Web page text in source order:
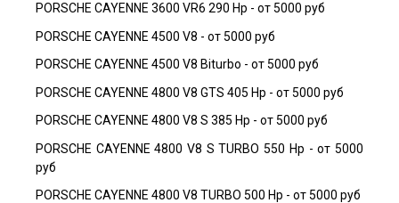
PORSCHE CAYENNE 3600 VR6 290 Hp - от 5000 руб
PORSCHE CAYENNE 4500 V8 - от 5000 руб
PORSCHE CAYENNE 4500 V8 Biturbo - от 5000 руб
PORSCHE CAYENNE 4800 V8 GTS 405 Hp - от 5000 руб
PORSCHE CAYENNE 4800 V8 S 385 Hp - от 5000 руб
PORSCHE CAYENNE 4800 V8 S TURBO 550 Hp - от 5000
руб
PORSCHE CAYENNE 4800 V8 TURBO 500 Hp - от 5000 руб